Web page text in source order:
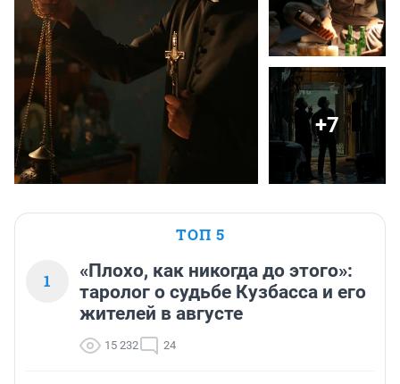
+7
ТОП 5
1
«Плохо, как никогда до этого»:
таролог о судьбе Кузбасса и его
жителей в августе
15 232 24